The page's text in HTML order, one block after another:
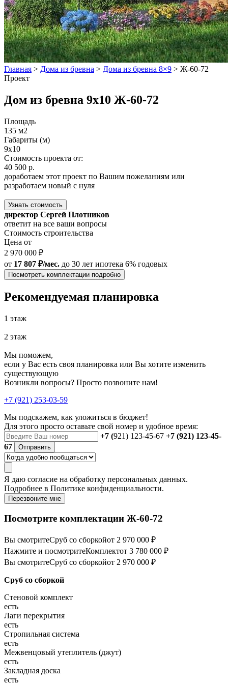
Главная > Дома из бревна > Дома из бревна 8×9 > Ж-60-72
Проект
Дом из бревна 9x10 Ж-60-72
Площадь
135 м2
Габариты (м)
9x10
Стоимость проекта от:
40 500 р.
доработаем этот проект по Вашим пожеланиям или
разработаем новый с нуля
Узнать стоимость
директор Сергей Плотников
ответит на все ваши вопросы
Стоимость строительства
Цена от
2 970 000 ₽
от 17 807 ₽/мес. до 30 лет ипотека 6% годовых
Посмотреть комплектации подробно
Рекомендуемая планировка
1 этаж
2 этаж
Мы поможем,
если у Вас есть своя планировка или Вы хотите изменить
существующую
Возникли вопросы? Просто позвоните нам!
+7 (921) 253-03-59
Мы подскажем, как уложиться в бюджет!
Для этого просто оставьте свой номер и удобное время:
+7 (921) 123-45-67 +7 (921) 123-45-
67
Отправить
Я даю согласие на обработку персональных данных.
Подробнее в Политике конфиденциальности.
Перезвоните мне
Посмотрите комплектации Ж-60-72
Вы смотритеСруб со сборкойот 2 970 000 ₽
Нажмите и посмотритеКомплектот 3 780 000 ₽
Вы смотритеСруб со сборкойот 2 970 000 ₽
Сруб со сборкой
Стеновой комплект
есть
Лаги перекрытия
есть
Стропильная система
есть
Межвенцовый утеплитель (джут)
есть
Закладная доска
есть